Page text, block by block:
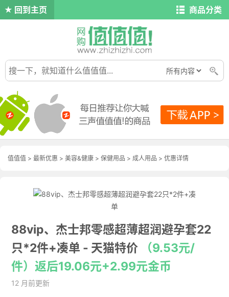
回到主页 商品分类
值值值 > 最新优惠 > 美容&健康 > 保健用品 > 成人用品 > 优惠详情
88vip、杰士邦零感超薄超润避孕套22
只*2件+凑单 - 天猫特价
（9.53元/
件）返后19.06元+2.99元金币
12 月前更新